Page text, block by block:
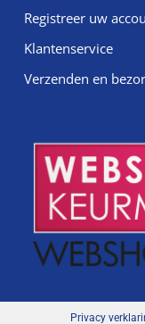
Registreer uw
Klantenservice
Verzenden en
Privacy